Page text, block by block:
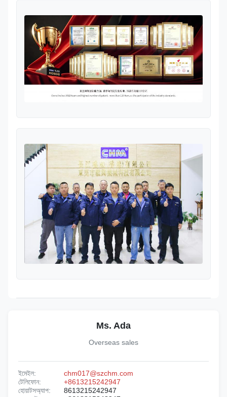
Ms. Ada
Overseas sales
ইমেইল:
chm017@szchm.com
টেলিফোন:
+8613215242947
হোয়াটসঅ্যাপ:
8613215242947